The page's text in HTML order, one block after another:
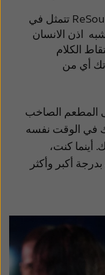
لسنوات عديدة ، ظلت فلسفة ReSound تتمثل في
اذن الانسان
الكلام
أي من
المطعم الصاخب
في الوقت نفسه
أينما كنت،
أكبر وأكثر